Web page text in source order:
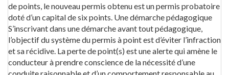
de points, le nouveau permis obtenu est un permis probatoire
doté d’un capital de six points. Une démarche pédagogique
S’inscrivant dans une démarche avant tout pédagogique,
l’objectif du système du permis à point est d’éviter l’infraction
et sa récidive. La perte de point(s) est une alerte qui amène le
conducteur à prendre conscience de la nécessité d’une